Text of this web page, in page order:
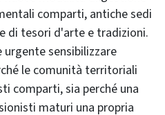
comparti, antiche sedi
di tesori d'arte e tradizioni.
sensibilizzare
le comunità territoriali
comparti, sia perché una
maturi una propria